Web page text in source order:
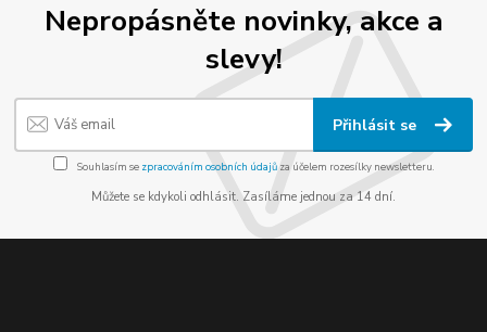
Nepropásněte novinky, akce a
slevy!
Přihlásit se
Souhlasím se zpracováním osobních údajůza účelem rozesílky newsletteru.
Můžete se kdykoli odhlásit. Zasíláme jednou za 14 dní.